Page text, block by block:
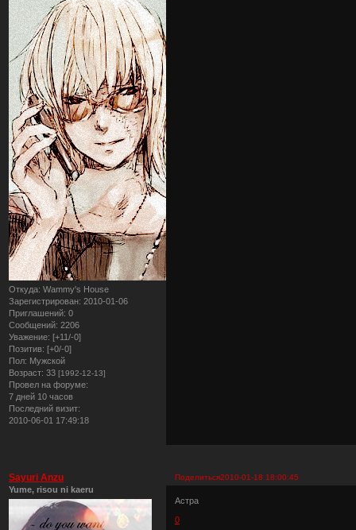
Откуда: Wammy's House
Зарегистрирован: 2010-01-06
Приглашений: 0
Сообщений: 2206
Уважение: [+11/-0]
Позитив: [+0/-0]
Пол: Мужской
Возраст: 33 [1992-12-13]
Провел на форуме:
7 дней 10 часов
Последний визит:
2010-06-01 17:49:18
Поделиться2010-01-18 18:00:45
Sayuri Anzu
Yume, risou ni kaeru
Астра
0